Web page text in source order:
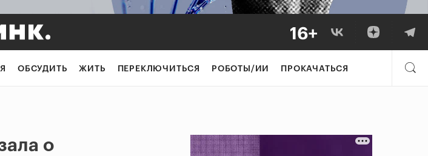
ОБСУДИТЬ ЖИТЬ ПЕРЕКЛЮЧИТЬСЯ РОБОТЫ/ИИ ПРОКАЧАТЬСЯ
о